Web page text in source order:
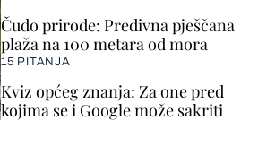
Čudo prirode: Predivna pješčana
plaža na 100 metara od mora
15 PITANJA
Kviz općeg znanja: Za one pred
kojima se i Google može sakriti